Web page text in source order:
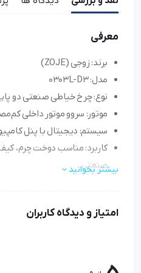
معرفی
برند: زوجی (ZOJE)
مدل: 0303L-D3
نوع: چرخ خیاطی صنعتی دو
موتور: سروو موتور داخلی
سیستم: دیجیتال با پنل
کاربرد: مناسب دوخت چرم،
صنعتی
صدای کم و لرزش پایین
بیشتر بخوانید
امتیاز و دیدگاه کاربران